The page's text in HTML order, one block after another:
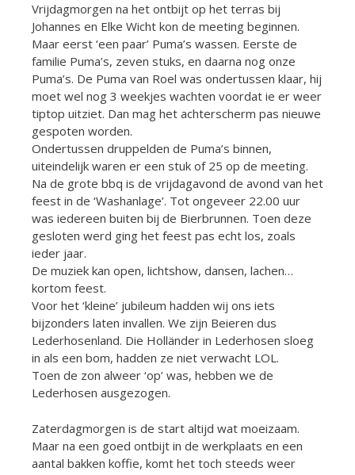
Vrijdagmorgen na het ontbijt op het terras bij
Johannes en Elke Wicht kon de meeting beginnen.
Maar eerst ‘een paar’ Puma’s wassen. Eerste de
familie Puma’s, zeven stuks, en daarna nog onze
Puma’s. De Puma van Roel was ondertussen klaar, hij
moet wel nog 3 weekjes wachten voordat ie er weer
tiptop uitziet. Dan mag het achterscherm pas nieuwe
gespoten worden.
Ondertussen druppelden de Puma’s binnen,
uiteindelijk waren er een stuk of 25 op de meeting.
Na de grote bbq is de vrijdagavond de avond van het
feest in de ‘Washanlage’. Tot ongeveer 22.00 uur
was iedereen buiten bij de Bierbrunnen. Toen deze
gesloten werd ging het feest pas echt los, zoals
ieder jaar.
De muziek kan open, lichtshow, dansen, lachen…
kortom feest.
Voor het ‘kleine’ jubileum hadden wij ons iets
bijzonders laten invallen. We zijn Beieren dus
Lederhosenland. Die Holländer in Lederhosen sloeg
in als een bom, hadden ze niet verwacht LOL.
Toen de zon alweer ‘op’ was, hebben we de
Lederhosen ausgezogen.
Zaterdagmorgen is de start altijd wat moeizaam.
Maar na een goed ontbijt in de werkplaats en een
aantal bakken koffie, komt het toch steeds weer